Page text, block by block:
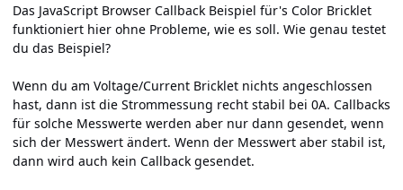
Das JavaScript Browser Callback Beispiel für's Color Bricklet
funktioniert hier ohne Probleme, wie es soll. Wie genau testet
du das Beispiel?
Wenn du am Voltage/Current Bricklet nichts angeschlossen
hast, dann ist die Strommessung recht stabil bei 0A. Callbacks
für solche Messwerte werden aber nur dann gesendet, wenn
sich der Messwert ändert. Wenn der Messwert aber stabil ist,
dann wird auch kein Callback gesendet.